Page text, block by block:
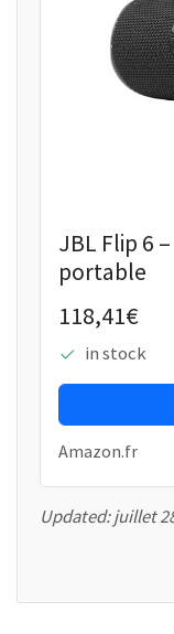
JBL Flip 6
portable
118,41€
in stock
Amazon.fr
Updated:juillet